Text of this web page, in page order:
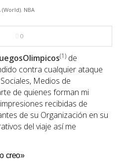
(World), NBA
0
(1) de
contra cualquier ataque
Medios de
de quienes forman mi
recibidas de
de su Organización en su
del viaje así me
creo»